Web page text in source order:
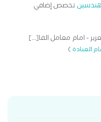
تخصص إضافي
- امام معامل الفا[...]
العيادة)